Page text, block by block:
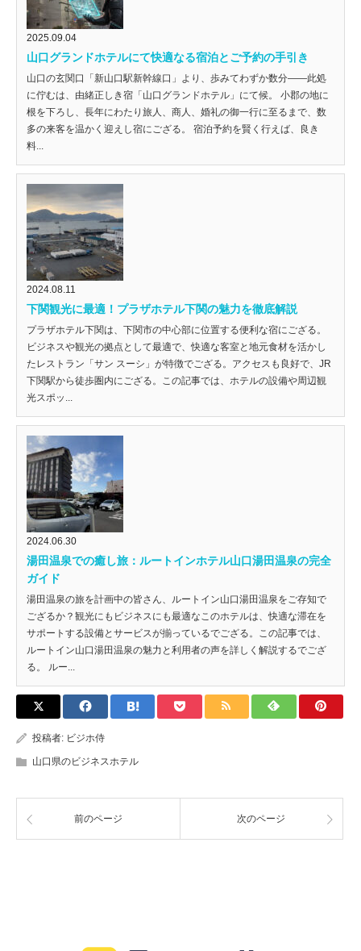
2025.09.04
山口グランドホテルにて快適なる宿泊とご予約の手引き
山口の玄関口「新山口駅新幹線口」より、歩みてわずか数分――此処
に佇むは、由緒正しき宿「山口グランドホテル」にて候。 小郡の地に
根を下ろし、長年にわたり旅人、商人、婚礼の御一行に至るまで、数
多の来客を温かく迎えし宿にござる。 宿泊予約を賢く行えば、良き
料...
2024.08.11
下関観光に最適！プラザホテル下関の魅力を徹底解説
プラザホテル下関は、下関市の中心部に位置する便利な宿にござる。
ビジネスや観光の拠点として最適で、快適な客室と地元食材を活かし
たレストラン「サン スーシ」が特徴でござる。アクセスも良好で、JR
下関駅から徒歩圏内にござる。この記事では、ホテルの設備や周辺観
光スポッ...
2024.06.30
湯田温泉での癒し旅：ルートインホテル山口湯田温泉の完全
ガイド
湯田温泉の旅を計画中の皆さん、ルートイン山口湯田温泉をご存知で
ござるか？観光にもビジネスにも最適なこのホテルは、快適な滞在を
サポートする設備とサービスが揃っているでござる。この記事では、
ルートイン山口湯田温泉の魅力と利用者の声を詳しく解説するでござ
る。 ルー...
投稿者: ビジホ侍
山口県のビジネスホテル
前のページ 次のページ